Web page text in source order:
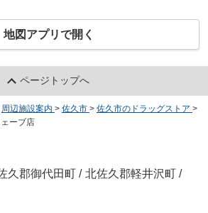
地図アプリで開く
ページトップへ
周辺施設案内 > 佐久市 > 佐久市のドラッグストア >
ーブ店
久郡御代田町 / 北佐久郡軽井沢町 /